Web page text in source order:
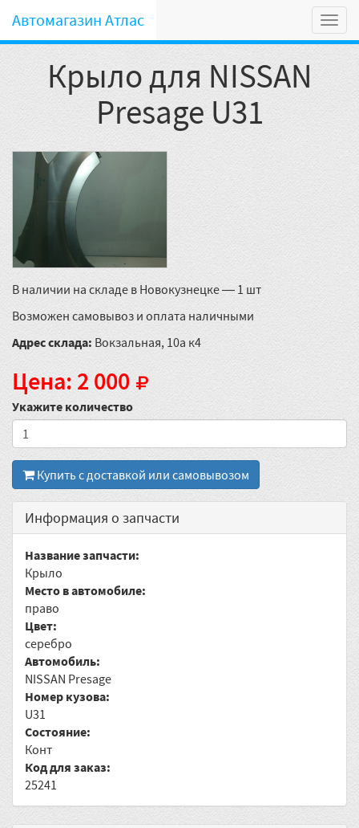
Автомагазин Атлас
Крыло для NISSAN
Presage U31
В наличии на складе в Новокузнецке — 1 шт
Возможен самовывоз и оплата наличными
Адрес склада: Вокзальная, 10а к4
Цена: 2 000
Укажите количество
Купить с доставкой или самовывозом
Информация о запчасти
Название запчасти:
Крыло
Место в автомобиле:
право
Цвет:
серебро
Автомобиль:
NISSAN Presage
Номер кузова:
U31
Состояние:
Конт
Код для заказ:
25241